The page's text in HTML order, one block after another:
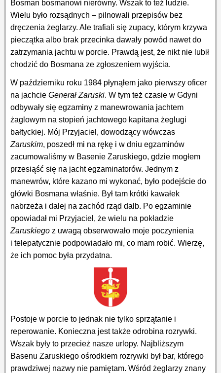
Bosman bosmanowi nierówny. Wszak to też ludzie.
Wielu było rozsądnych – pilnowali przepisów bez
dręczenia żeglarzy. Ale trafiali się zupacy, którym krzywa
pieczątka albo brak przecinka dawały powód nawet do
zatrzymania jachtu w porcie. Prawdą jest, że nikt nie lubił
chodzić do Bosmana ze zgłoszeniem wyjścia.
W październiku roku 1984 płynąłem jako pierwszy oficer
na jachcie Generał Zaruski. W tym też czasie w Gdyni
odbywały się egzaminy z manewrowania jachtem
żaglowym na stopień jachtowego kapitana żeglugi
bałtyckiej. Mój Przyjaciel, dowodzący wówczas
Zaruskim, poszedł mi na rękę i w dniu egzaminów
zacumowaliśmy w Basenie Zaruskiego, gdzie mogłem
przesiąść się na jacht egzaminatorów. Jednym z
manewrów, które kazano mi wykonać, było podejście do
główki Bosmana właśnie. Był tam krótki kawałek
nabrzeża i dalej na zachód rząd dalb. Po egzaminie
opowiadał mi Przyjaciel, że wielu na pokładzie
Zaruskiego z uwagą obserwowało moje poczynienia
i telepatycznie podpowiadało mi, co mam robić. Wierzę,
że ich pomoc była przydatna.
Postoje w porcie to jednak nie tylko sprzątanie i
reperowanie. Konieczna jest także odrobina rozrywki.
Wszak były to przecież nasze urlopy. Najbliższym
Basenu Zaruskiego ośrodkiem rozrywki był bar, którego
prawdziwej nazwy nie pamiętam. Wśród żeglarzy znany